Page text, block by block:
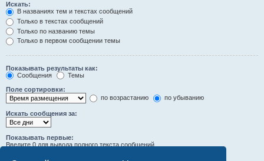
Искать:
В названиях тем и текстах сообщений
Только в текстах сообщений
Только по названию темы
Только в первом сообщении темы
Показывать результаты как:
Сообщения
Темы
Поле сортировки:
по возрастанию
по убыванию
Искать сообщения за:
Показывать первые:
Введите 0 для вывода полного текста сообщений.